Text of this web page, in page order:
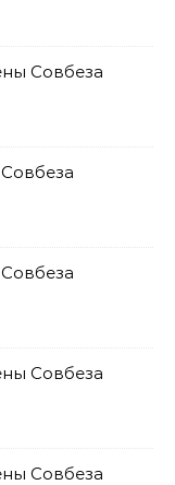
Совбеза
Совбеза
Совбеза